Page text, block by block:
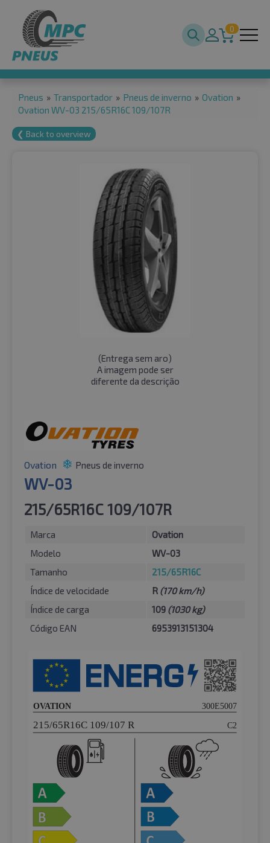
0
Pneus » Transportador » Pneus de inverno » Ovation »
Ovation WV-03 215/65R16C 109/107R
❮ Back to overview
(Entrega sem aro)
A imagem pode ser
diferente da descrição
Ovation Pneus de inverno
WV-03
215/65R16C 109/107R
Marca
Ovation
Modelo
WV-03
Tamanho
215/65R16C
Índice de velocidade
R (170 km/h)
Índice de carga
109 (1030 kg)
Código EAN
6953913151304